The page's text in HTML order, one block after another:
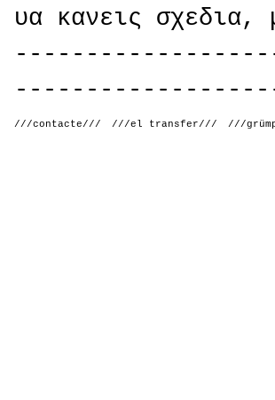
υα κανεις
///contacte/// ///el transfer/// ///